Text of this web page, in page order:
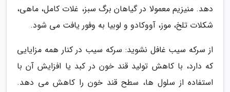
دهد. منیزیم معمولا در گیاهان برگ سبز، غلات کامل، ماهی،
شکلات تلخ، موز، آووکادو و لوبیا به وفور یافت می شود.
از سرکه سیب غافل نشوید: سرکه سیب در کنار همه مزایایی
که دارد، با کاهش تولید قند خون در کبد یا افزایش آن با
استفاده از سلول ها، سطح قند خون را کاهش می دهد.